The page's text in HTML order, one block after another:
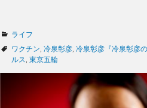
カ
テ
ゴ
ライフ
タ
グ
ワクチン 冷泉彰彦 冷泉彰彦『冷泉彰彦
ルス
東京五輪